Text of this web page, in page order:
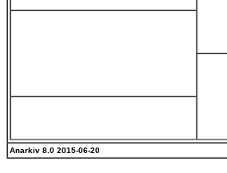
Anarkiv 8.0 2015-06-20